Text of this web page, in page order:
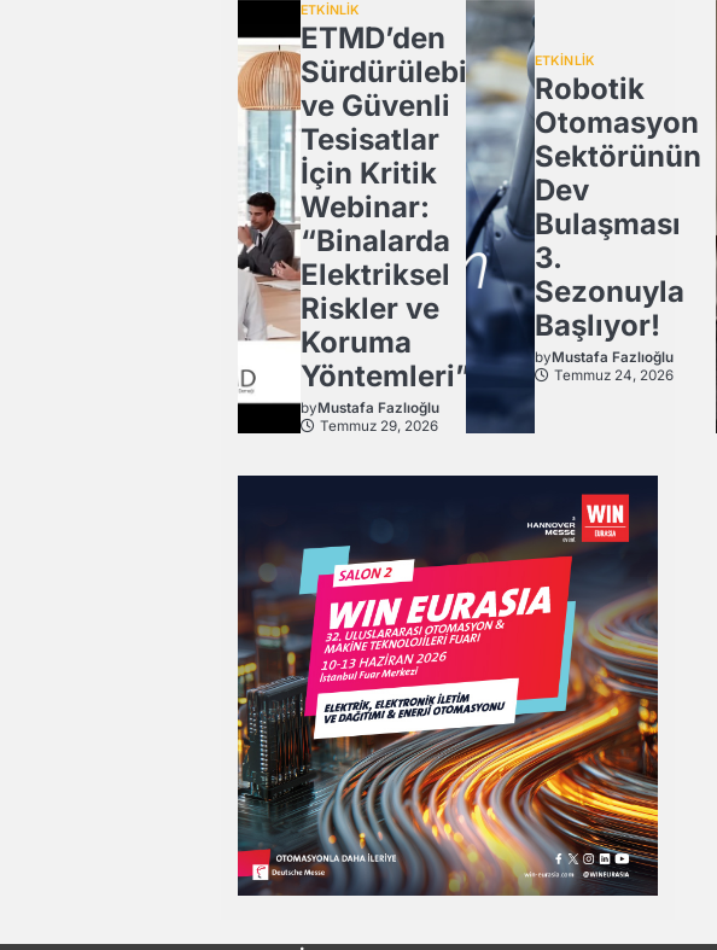
ETKİNLİK
ETMD’den
Sürdürülebilir
ve Güvenli
Tesisatlar
İçin Kritik
Webinar:
“Binalarda
Elektriksel
Riskler ve
Koruma
Yöntemleri”
byMustafa Fazlıoğlu
Temmuz 29, 2026
ETKİNLİK
Robotik
Otomasyon
Sektörünün
Dev
Bulaşması
3.
Sezonuyla
Başlıyor!
byMustafa Fazlıoğlu
Temmuz 24, 2026